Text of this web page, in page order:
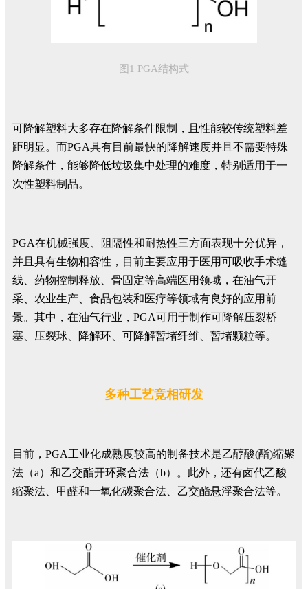
图1 PGA结构式
可降解塑料大多存在降解条件限制，且性能较传统塑料差
距明显。而PGA具有目前最快的降解速度并且不需要特殊
降解条件，能够降低垃圾集中处理的难度，特别适用于一
次性塑料制品。
PGA在机械强度、阻隔性和耐热性三方面表现十分优异，
并且具有生物相容性，目前主要应用于医用可吸收手术缝
线、药物控制释放、骨固定等高端医用领域，在油气开
采、农业生产、食品包装和医疗等领域有良好的应用前
景。其中，在油气行业，PGA可用于制作可降解压裂桥
塞、压裂球、降解环、可降解暂堵纤维、暂堵颗粒等。
多种工艺竞相研发
目前，PGA工业化成熟度较高的制备技术是乙醇酸(酯)缩聚
法（a）和乙交酯开环聚合法（b）。此外，还有卤代乙酸
缩聚法、甲醛和一氧化碳聚合法、乙交酯悬浮聚合法等。